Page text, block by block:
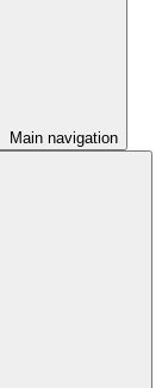
Main navigation